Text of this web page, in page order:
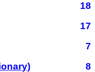
18
17
7
8